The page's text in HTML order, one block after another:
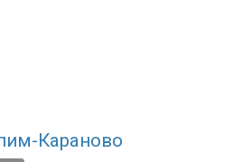
Караново